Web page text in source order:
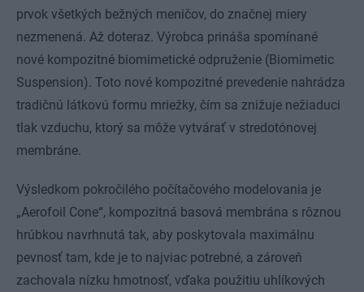
prvok všetkých bežných meničov, do značnej miery
nezmenená. Až doteraz. Výrobca prináša spomínané
nové kompozitné biomimetické odpruženie (Biomimetic
Suspension). Toto nové kompozitné prevedenie nahrádza
tradičnú látkovú formu mriežky, čím sa znižuje nežiaduci
tlak vzduchu, ktorý sa môže vytvárať v stredotónovej
membráne.
Výsledkom pokročilého počítačového modelovania je
„Aerofoil Cone“, kompozitná basová membrána s rôznou
hrúbkou navrhnutá tak, aby poskytovala maximálnu
pevnosť tam, kde je to najviac potrebné, a zároveň
zachovala nízku hmotnosť, vďaka použitiu uhlíkových